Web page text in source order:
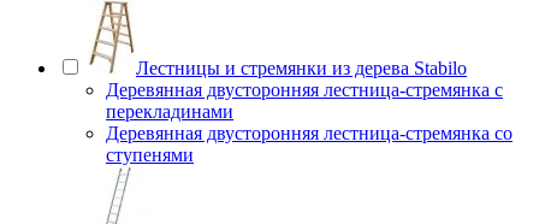
Лестницы и стремянки из дерева Stabilo
Деревянная двусторонняя лестница-стремянка с
перекладинами
Деревянная двусторонняя лестница-стремянка со
ступенями